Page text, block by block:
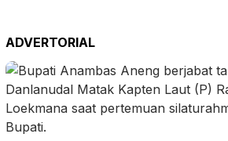
ADVERTORIAL